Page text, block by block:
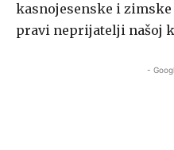
kasnojesenske i zimske
pravi neprijatelji našoj
-